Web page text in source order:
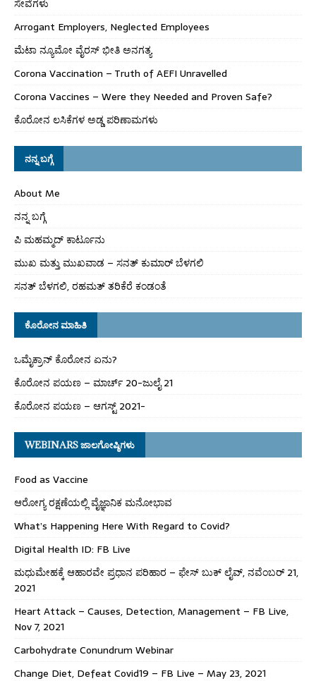
ಸೇವೆಗಳು
Arrogant Employers, Neglected Employees
ಮೆಟಾ ನ್ಯೂಮೋ ವೈರಸ್ ಭೀತಿ ಅನಗತ್ಯ
Corona Vaccination – Truth of AEFI Unravelled
Corona Vaccines – Were they Needed and Proven Safe?
ಕೊರೋನ ಲಸಿಕೆಗಳ ಅಡ್ಡ ಪರಿಣಾಮಗಳು
ನನ್ನ ಬಗ್ಗೆ
About Me
ನನ್ನ ಬಗ್ಗೆ
ಪಿ ಮಹಮ್ಮದ್ ಕಾರ್ಟೂನು
ಮುಖ ಮತ್ತು ಮುಖವಾಡ – ಸನತ್ ಕುಮಾರ್ ಬೆಳಗಲಿ
ಸನತ್ ಬೆಳಗಲಿ, ರಹಮತ್ ತರಿಕೆರೆ ಕಂಡಂತೆ
ಕೊರೋನ ಮಾಹಿತಿ
ಒಮೈಕ್ರಾನ್ ಕೊರೋನ ಏನು?
ಕೊರೋನ ಪಯಣ – ಮಾರ್ಚ್ 20-ಜುಲೈ 21
ಕೊರೋನ ಪಯಣ – ಆಗಸ್ಟ್ 2021-
WEBINARS ಜಾಲಗೋಷ್ಠಿಗಳು
Food as Vaccine
ಆರೋಗ್ಯ ರಕ್ಷಣೆಯಲ್ಲಿ ವೈಜ್ಞಾನಿಕ ಮನೋಭಾವ
What’s Happening Here With Regard to Covid?
Digital Health ID: FB Live
ಮಧುಮೇಹಕ್ಕೆ ಆಹಾರವೇ ಪ್ರಧಾನ ಪರಿಹಾರ – ಫೇಸ್ ಬುಕ್ ಲೈವ್, ನವೆಂಬರ್ 21,
2021
Heart Attack – Causes, Detection, Management – FB Live,
Nov 7, 2021
Carbohydrate Conundrum Webinar
Change Diet, Defeat Covid19 – FB Live – May 23, 2021